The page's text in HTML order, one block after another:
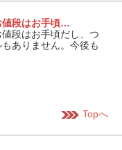
値段はお手頃…
段はお手頃だし、つ
ありません。今後も
Topへ